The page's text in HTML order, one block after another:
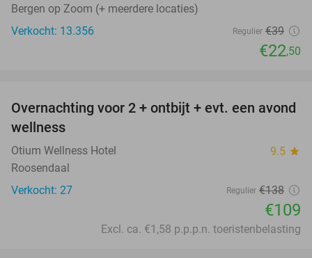
Bergen op Zoom (+ meerdere locaties)
Verkocht: 13.356
Regulier €39
€22,50
21%
Overnachting voor 2 + ontbijt + evt. een avond
wellness
Otium Wellness Hotel 9.5 star
Roosendaal
Verkocht: 27
Regulier €138
€109
Excl. ca. €1,58 p.p.p.n. toeristenbelasting